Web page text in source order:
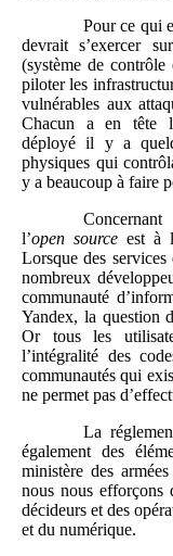
Pour ce qui
devrait s’exercer
(système de contrôle
piloter les
vulnérables aux
Chacun a en tête
déployé il y a
physiques qui
y a beaucoup à faire
l’open source est à
Lorsque des
nombreux
communauté
Yandex, la question
Or tous les
l’intégralité des
communautés qui
ne permet pas
La
également des
ministère des
nous nous efforçons
décideurs et des
et du numérique.